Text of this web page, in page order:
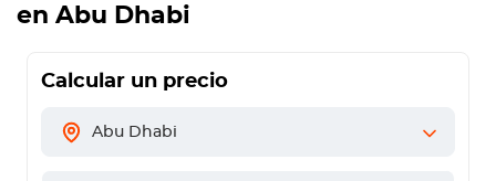
en Abu Dhabi
Calcular un precio
Abu Dhabi